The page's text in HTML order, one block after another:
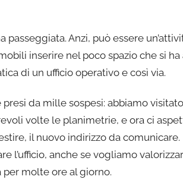
Anzi, può essere
inserire nel poco spazio che si ha
di un ufficio operativo e così via.
da mille sospesi: abbiamo visitato
volte le planimetrie, e ora ci
il nuovo indirizzo da comunicare.
l’ufficio, anche se vogliamo
molte ore al giorno.